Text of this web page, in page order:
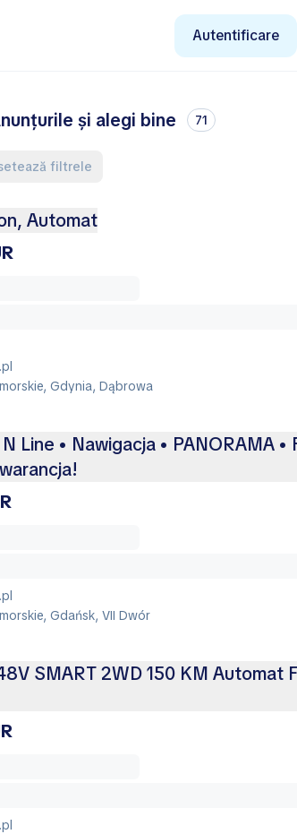
Autentificare
și alegi bine 71
filtrele
Automat
Gdynia, Dąbrowa
N Line • Nawigacja • PANORAMA •
Gdańsk, VII Dwór
SMART 2WD 150 KM Automat